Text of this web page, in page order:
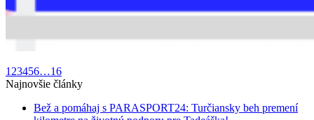
1 23456…16
Najnovšie články
Bež a pomáhaj s PARASPORT24: Turčiansky beh premení